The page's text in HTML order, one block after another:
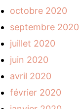
octobre 2020
septembre 2020
juillet 2020
juin 2020
avril 2020
février 2020